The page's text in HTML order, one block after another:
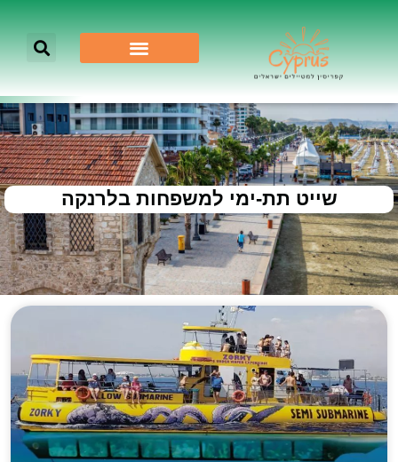
שייט תת-ימי למשפחות בלרנקה